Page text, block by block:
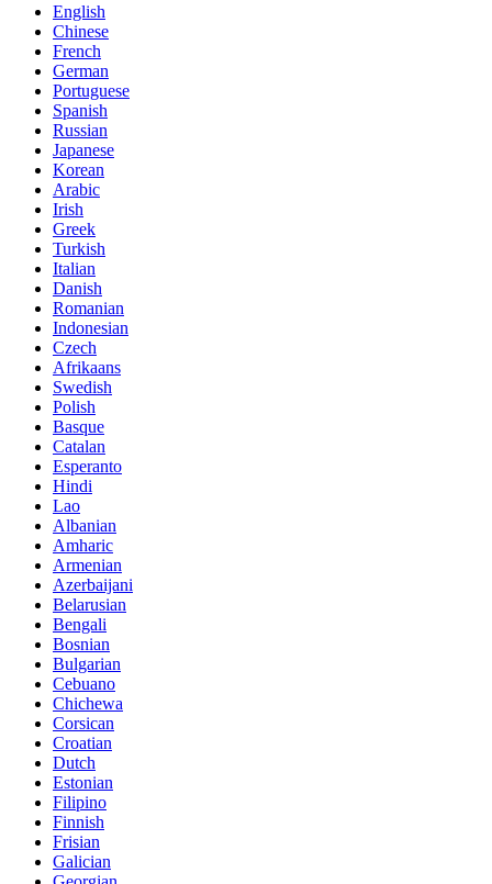
English
Chinese
French
German
Portuguese
Spanish
Russian
Japanese
Korean
Arabic
Irish
Greek
Turkish
Italian
Danish
Romanian
Indonesian
Czech
Afrikaans
Swedish
Polish
Basque
Catalan
Esperanto
Hindi
Lao
Albanian
Amharic
Armenian
Azerbaijani
Belarusian
Bengali
Bosnian
Bulgarian
Cebuano
Chichewa
Corsican
Croatian
Dutch
Estonian
Filipino
Finnish
Frisian
Galician